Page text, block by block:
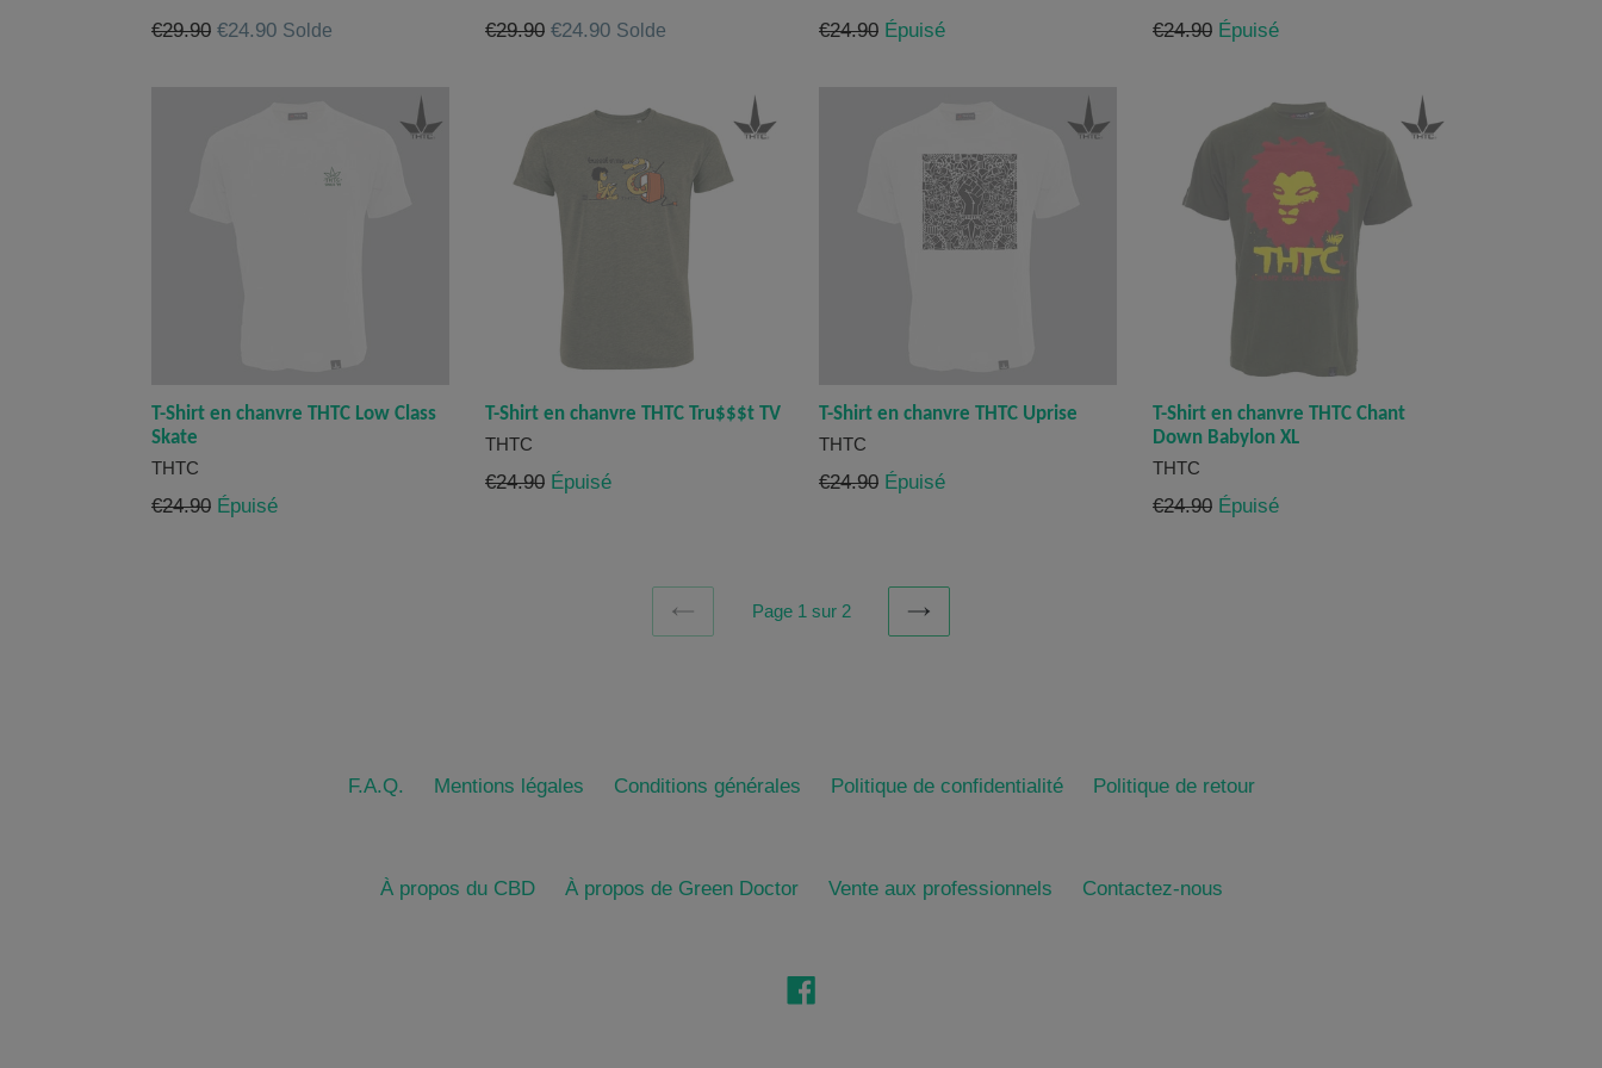
Prix
€29.90 €24.90 Solde
Prix
€29.90 €24.90 Solde
Prix
€24.90 Épuisé
Prix
€24.90 Épuisé
T-Shirt en chanvre THTC Low Class
Skate
THTC
Prix
€24.90 Épuisé
T-Shirt en chanvre THTC Tru$$$t TV
THTC
Prix
€24.90 Épuisé
T-Shirt en chanvre THTC Uprise
THTC
Prix
€24.90 Épuisé
T-Shirt en chanvre THTC Chant
Down Babylon XL
THTC
Prix
€24.90 Épuisé
PRÉCÉDENT
Page 1 sur 2
SUIVANT
F.A.Q. Mentions légales Conditions générales Politique de confidentialité Politique de retour
À propos du CBD À propos de Green Doctor Vente aux professionnels Contactez-nous